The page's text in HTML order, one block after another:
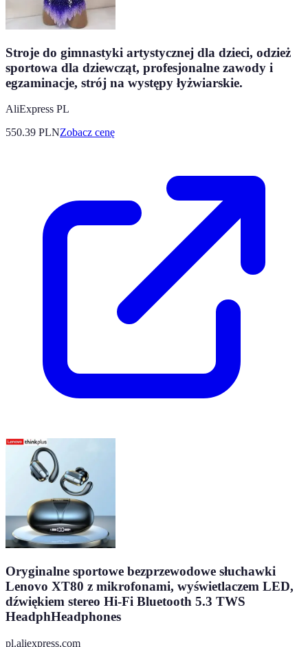
Stroje do gimnastyki artystycznej dla dzieci, odzież
sportowa dla dziewcząt, profesjonalne zawody i
egzaminacje, strój na występy łyżwiarskie.
AliExpress PL
550.39 PLNZobacz cenę
Oryginalne sportowe bezprzewodowe słuchawki
Lenovo XT80 z mikrofonami, wyświetlaczem LED,
dźwiękiem stereo Hi-Fi Bluetooth 5.3 TWS
HeadphHeadphones
pl.aliexpress.com